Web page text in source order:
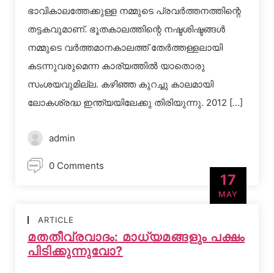
ഭാവികാലത്തേക്കുള്ള നമ്മുടെ പ്രവര്‍ത്തനത്തിന്റെ
തട്ടകവുമാണ്. ഭൂതകാലത്തിന്റെ നഷ്ടശിഷ്ടങ്ങള്‍
നമ്മുടെ വര്‍ത്തമാനകാലത്ത് തേര്‍ത്തള്ളലായി
കടന്നുവരുമെന്ന കാര്യത്തില്‍ യാതൊരു
സംശയവുമില്ല. കഴിഞ്ഞ കുറച്ചു കാലമായി
ലോകശ്രദ്ധ ഇന്ത്യയിലേക്കു തിരിയുന്നു. 2012 […]
admin
0 Comments
17
MAY
ARTICLE
മതതീവ്രവാദം: മാധ്യമങ്ങളും പക്ഷം
പിടിക്കുന്നുവോ?